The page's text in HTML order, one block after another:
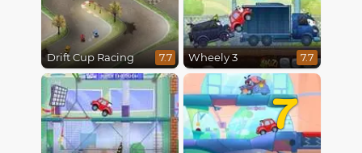
Drift Cup Racing 7.7 Wheely 3 7.7
7